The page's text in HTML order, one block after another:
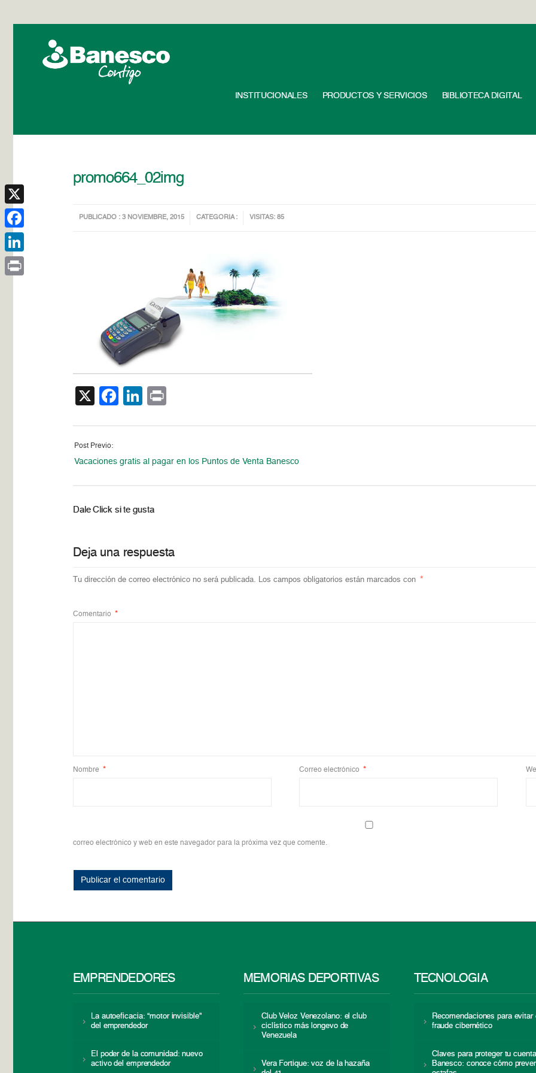
INSTITUCIONALES PRODUCTOS Y SERVICIOS BIBLIOTECA DIGITAL
promo664_02img
PUBLICADO : 3 NOVIEMBRE, 2015 CATEGORIA : VISITAS: 85
X Facebook
LinkedIn
Post Previo:
Vacaciones gratis al pagar en los Puntos de Venta Banesco
Dale Click si te gusta
Deja una respuesta
Tu dirección de correo electrónico no será publicada. Los campos obligatorios están marcados con *
Comentario *
Nombre * Correo electrónico *
correo electrónico y web en este navegador para la próxima vez que comente.
EMPRENDEDORES
La autoeficacia: “motor invisible”
del emprendedor
El poder de la comunidad: nuevo
activo del emprendedor
MEMORIAS DEPORTIVAS
Club Veloz Venezolano: el club
ciclístico más longevo de
Venezuela
Vera Fortique: voz de la hazaña
TECNOLOGÍA
Recomendaciones para evitar
fraude cibernético
Claves para proteger tu cuenta
Banesco: conoce cómo
X
Facebook
LinkedIn